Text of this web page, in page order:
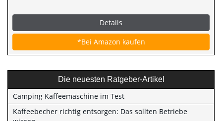
Details
*Bei Amazon kaufen
Die neuesten Ratgeber-Artikel
Camping Kaffeemaschine im Test
Kaffeebecher richtig entsorgen: Das sollten Betriebe